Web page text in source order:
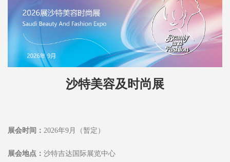
沙特美容及时尚展
展会时间： 2026年9月（暂定）
展会地点： 沙特吉达国际展览中心